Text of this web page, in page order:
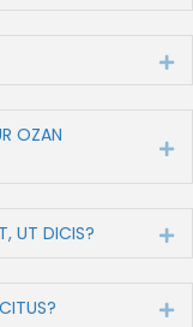
OZAN
UT DICIS?